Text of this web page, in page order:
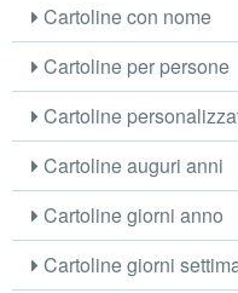
Cartoline con nome
Cartoline per persone
Cartoline
Cartoline auguri anni
Cartoline giorni anno
Cartoline giorni